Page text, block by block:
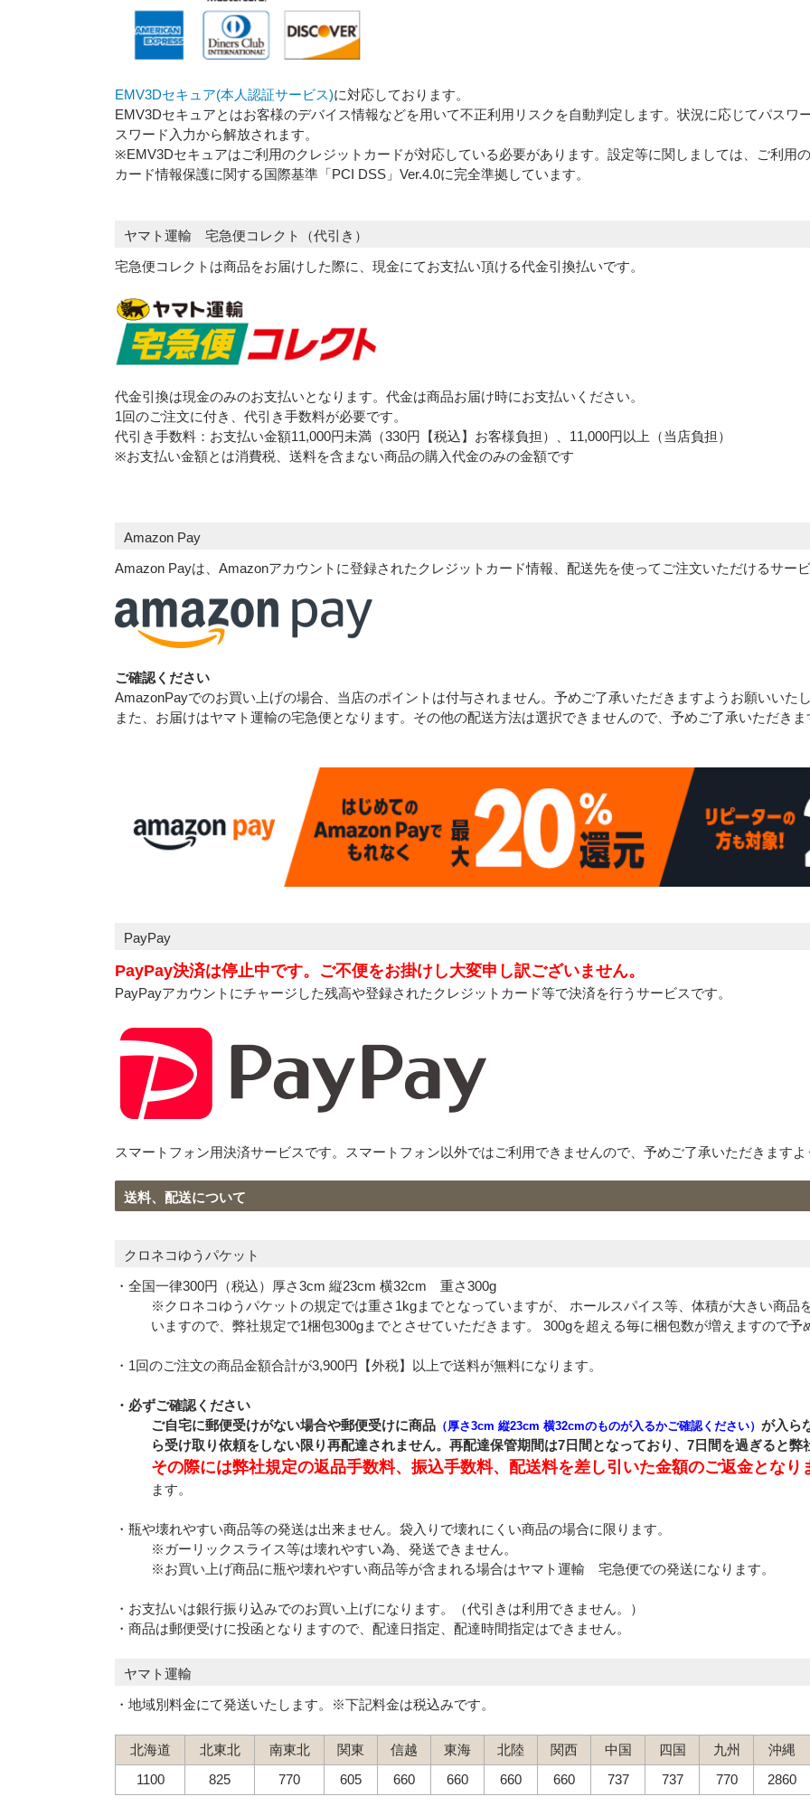
EMV3Dセキュア(本人認証サービス)に対応しております。
EMV3Dセキュアとはお客様のデバイス情報などを用いて不正利用リスクを自動判定します。状況に応じてパスワ
スワード入力から解放されます。
※EMV3Dセキュアはご利用のクレジットカードが対応している必要があります。設定等に関しましては、ご利用
カード情報保護に関する国際基準「PCI DSS」Ver.4.0に完全準拠しています。
ヤマト運輸 宅急便コレクト（代引き）
宅急便コレクトは商品をお届けした際に、現金にてお支払い頂ける代金引換払いです。
代金引換は現金のみのお支払いとなります。代金は商品お届け時にお支払いください。
1回のご注文に付き、代引き手数料が必要です。
代引き手数料：お支払い金額11,000円未満（330円【税込】お客様負担）、11,000円以上（当店負担）
※お支払い金額とは消費税、送料を含まない商品の購入代金のみの金額です
Amazon Pay
Amazon Payは、Amazonアカウントに登録されたクレジットカード情報、配送先を使ってご注文いただけるサービ
ご確認ください
AmazonPayでのお買い上げの場合、当店のポイントは付与されません。予めご了承いただきますようお願いいたし
また、お届けはヤマト運輸の宅急便となります。その他の配送方法は選択できませんので、予めご了承いただきま
PayPay
PayPay決済は停止中です。ご不便をお掛けし大変申し訳ございません。
PayPayアカウントにチャージした残高や登録されたクレジットカード等で決済を行うサービスです。
スマートフォン用決済サービスです。スマートフォン以外ではご利用できませんので、予めご了承いただきますよ
送料、配送について
クロネコゆうパケット
・全国一律300円（税込）厚さ3cm 縦23cm 横32cm 重さ300g
※クロネコゆうパケットの規定では重さ1kgまでとなっていますが、 ホールスパイス等、体積が大きい商品
いますので、弊社規定で1梱包300gまでとさせていただきます。 300gを超える毎に梱包数が増えますので予
・1回のご注文の商品金額合計が3,900円【外税】以上で送料が無料になります。
・必ずご確認ください
ご自宅に郵便受けがない場合や郵便受けに商品 （厚さ3cm 縦23cm 横32cmのものが入るかご確認ください） が入ら
ら受け取り依頼をしない限り再配達されません。再配達保管期間は7日間となっており、7日間を過ぎると弊
その際には弊社規定の返品手数料、振込手数料、配送料を差し引いた金額のご返金となり
ます。
・瓶や壊れやすい商品等の発送は出来ません。袋入りで壊れにくい商品の場合に限ります。
※ガーリックスライス等は壊れやすい為、発送できません。
※お買い上げ商品に瓶や壊れやすい商品等が含まれる場合はヤマト運輸 宅急便での発送になります。
・お支払いは銀行振り込みでのお買い上げになります。（代引きは利用できません。）
・商品は郵便受けに投函となりますので、配達日指定、配達時間指定はできません。
ヤマト運輸
・地域別料金にて発送いたします。※下記料金は税込みです。
北海道 北東北 南東北 関東 信越 東海 北陸 関西 中国 四国 九州
沖縄
1100
825 770 605 660 660 660 660 737 737 770 2860